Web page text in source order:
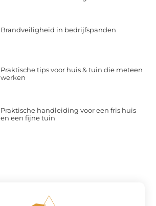
Brandveiligheid in bedrijfspanden
Praktische tips voor huis & tuin die meteen
werken
Praktische handleiding voor een fris huis
en een fijne tuin